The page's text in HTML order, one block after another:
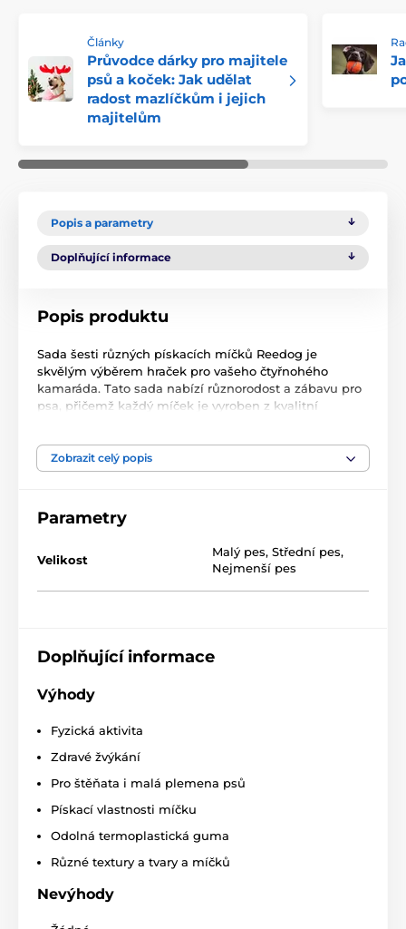
Články
Průvodce dárky pro majitele
psů a koček: Jak udělat
radost mazlíčkům i jejich
majitelům
Popis a parametry
Doplňující informace
Popis produktu
Sada šesti různých pískacích míčků Reedog je
skvělým výběrem hraček pro vašeho čtyřnohého
kamaráda. Tato sada nabízí různorodost a zábavu pro
psa, přičemž každý míček je vyroben z kvalitní
psů, různé tvary příjemně masíruje zuby a dásně.
Technické specifikace se mohou změnit bez
výslovného upozornění. Obrázky mají pouze
ilustrativní charakter.
Produkt je zařazen v kategoriích
Hračky Pro psy
Aportovací
Zobrazit celý popis
Parametry
Velikost
Malý pes, Střední pes,
Nejmenší pes
Doplňující informace
Výhody
Fyzická aktivita
Zdravé žvýkání
Pro štěňata i malá plemena psů
Pískací vlastnosti míčku
Odolná termoplastická guma
Různé textury a tvary a míčků
Nevýhody